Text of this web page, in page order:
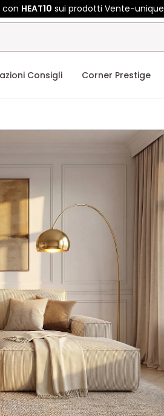
con HEAT10 sui prodotti Vente-unique
Consigli Corner Prestige